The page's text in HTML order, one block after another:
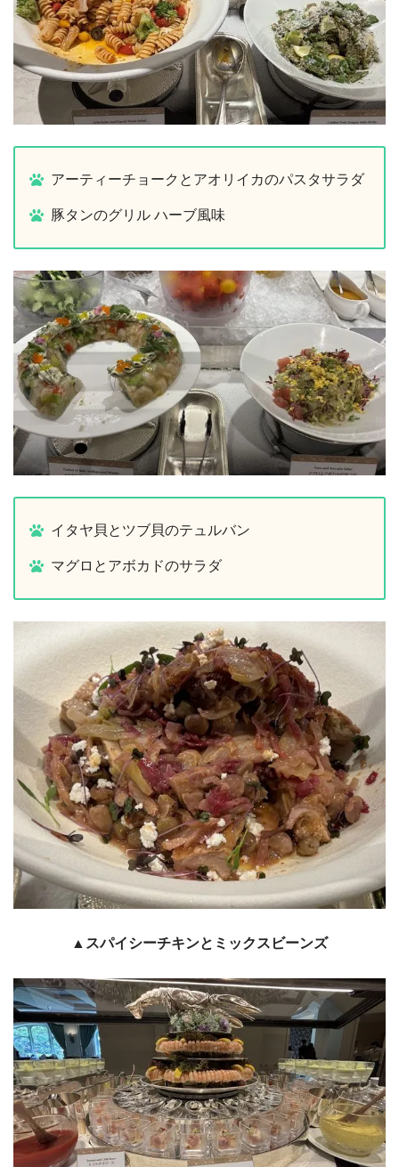
アーティーチョークとアオリイカのパスタサラダ
豚タンのグリル ハーブ風味
イタヤ貝とツブ貝のテュルバン
マグロとアボカドのサラダ
▲スパイシーチキンとミックスビーンズ